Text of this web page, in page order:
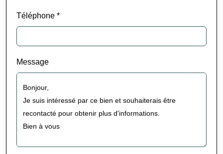
Téléphone *
Message